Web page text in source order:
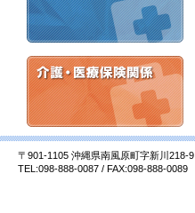
〒901-1105 沖縄県南風原町字新川218-9
TEL:098-888-0087 / FAX:098-888-0089